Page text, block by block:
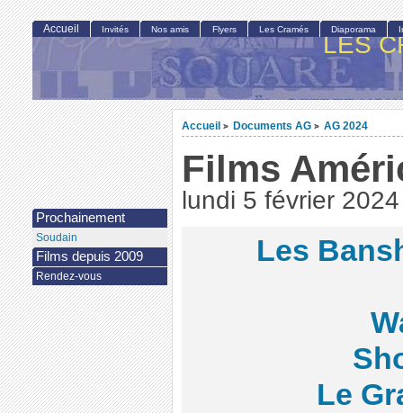
LES
Accueil > Documents AG > AG 2024
Films
lundi 5 février 2024
Les
Le
Accueil Invités Nos amis Flyers Les Cramés Diaporama
Prochainement
Soudain
Films depuis 2009
Rendez-vous